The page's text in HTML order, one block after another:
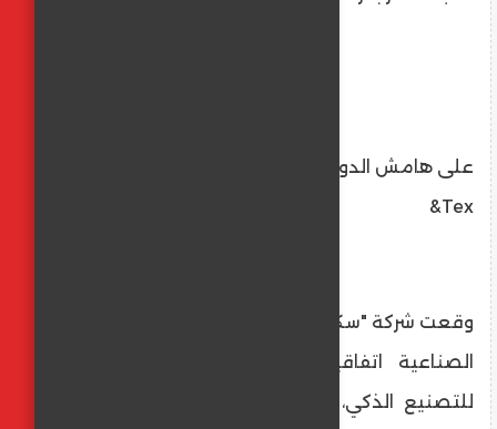
&Tex
وقعت شركة "سكر مكة" لتجارة ماكينات الخياطة
الصناعية اتفاقية شراكة مع شركة "أندوز"
للتصنيع الذكي، بهدف تزويد السوق المصرية